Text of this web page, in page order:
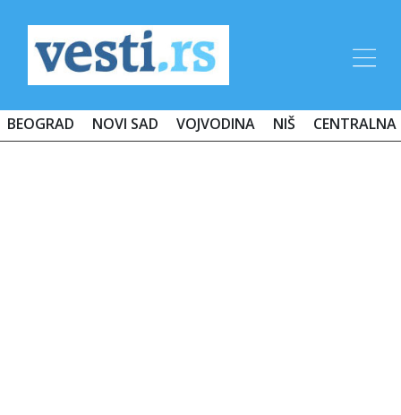
BEOGRAD NOVI SAD VOJVODINA NIŠ CENTRALNA